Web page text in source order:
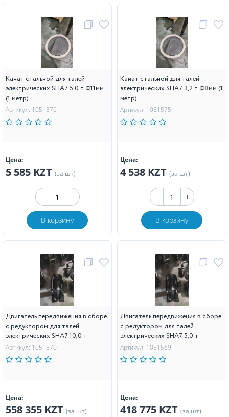
Канат стальной для талей
электрических SHA7 5,0 т Ф11мм
(1 метр)
Артикул: 1051576
Цена:
5 585 KZT (за шт)
В корзину
Канат стальной для талей
электрических SHA7 3,2 т Ф8мм (1
метр)
Артикул: 1051575
Цена:
4 538 KZT (за шт)
В корзину
Двигатель передвижения в сборе
с редуктором для талей
электрических SHA7 10,0 т
Артикул: 1051570
Цена:
558 355 KZT (за шт)
Двигатель передвижения в сборе
с редуктором для талей
электрических SHA7 5,0 т
Артикул: 1051569
Цена:
418 775 KZT (за шт)